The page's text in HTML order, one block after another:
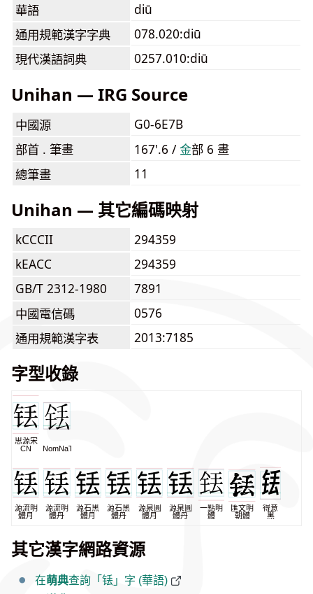
華語
diū
通用規範漢字字典
078.020:diū
現代漢語詞典
0257.010:diū
Unihan — IRG Source
中國源
G0-6E7B
部首 . 筆畫
167'.6 /⾦部 6 畫
總筆畫
11
Unihan — 其它編碼映射
kCCCII
294359
kEACC
294359
GB/T 2312-1980
7891
中國電信碼
0576
通用規範漢字表
2013:7185
字型收錄
思源宋
CN
NomNaTong
源流明
體月
源流明
體丹
源石黑
體月
源石黑
體丹
源泉圓
體月
源泉圓
體丹
一點明
體
匯文明
朝體
得意
黑
其它漢字網路資源
在萌典查詢「铥」字 (華語)